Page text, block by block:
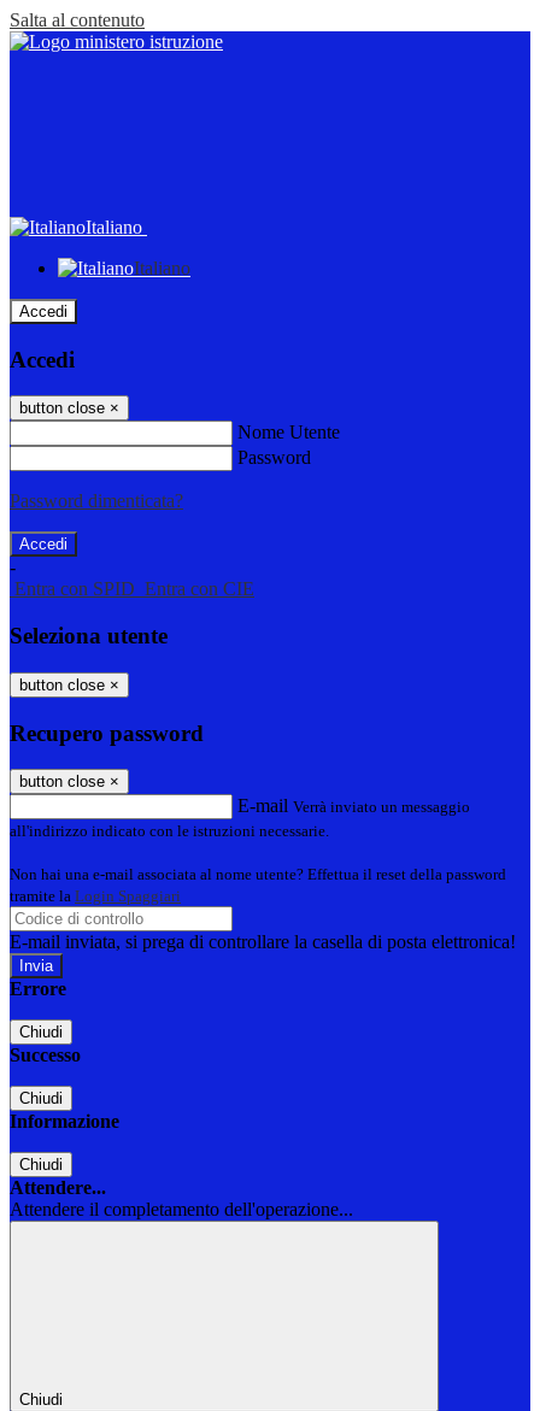
Salta al contenuto
Italiano
Italiano
Accedi
Accedi
button close ×
Nome Utente
Password
Password dimenticata?
-
Entra con SPID Entra con CIE
Seleziona utente
button close ×
Recupero password
button close ×
E-mail Verrà inviato un messaggio
all'indirizzo indicato con le istruzioni necessarie.
Non hai una e-mail associata al nome utente? Effettua il reset della password
tramite la Login Spaggiari
E-mail inviata, si prega di controllare la casella di posta elettronica!
Errore
Chiudi
Successo
Chiudi
Informazione
Chiudi
Attendere...
Attendere il completamento dell'operazione...
Chiudi